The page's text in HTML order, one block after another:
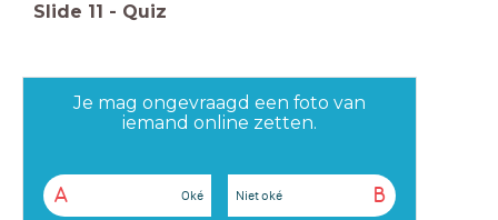
Slide 11 - Quiz
Je mag ongevraagd een foto van
iemand online zetten.
A Oké B
Niet oké